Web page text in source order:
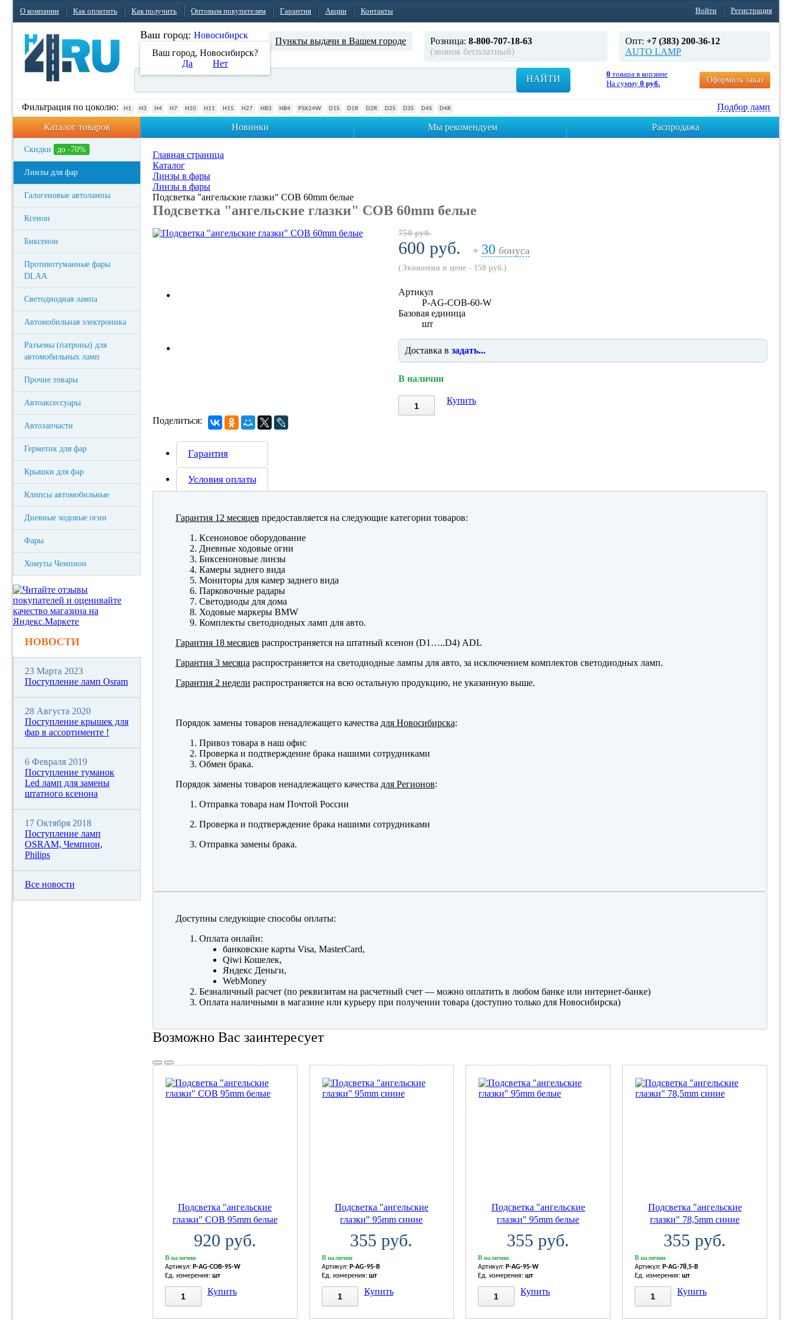
О компании Как оплатить Как получить Оптовым покупателям Гарантия Акции Контакты Войти Регистрация
Ваш город: Новосибирск
Ваш город, Новосибирск?
Да
Нет
Пункты выдачи в Вашем городе Розница: 8-800-707-18-63
(звонок бесплатный)
Опт: +7 (383) 200-36-12
AUTO LAMP
НАЙТИ 0 товара в корзине
На сумму 0 руб. Оформить заказ
Фильтрация по цоколю: H1 H3 H4 H7 H10 H11 H15 H27 HB3 HB4 PSX24W D1S D1R D2R D2S D3S D4S D4R
Подбор ламп
Каталог товаров
Новинки Мы рекомендуем Распродажа
Скидки до -70%
Линзы для фар
Галогеновые автолампы
Ксенон
Биксенон
Противотуманные фары
DLAA
Светодиодная лампа
Автомобильная электроника
Разъемы (патроны) для
автомобильных ламп
Прочие товары
Автоаксессуары
Автозапчасти
Герметик для фар
Крышки для фар
Клипсы автомобильные
Дневные ходовые огни
Фары
Хомуты Чемпион
Главная страница
Каталог
Линзы в фары
Линзы в фары
Подсветка "ангельские глазки" COB 60mm белые
Подсветка "ангельские глазки" COB 60mm белые
750 руб.
600 руб. + 30 бонуса
(Экономия в цене - 150 руб.)
Артикул
P-AG-COB-60-W
Базовая единица
шт
Доставка в задать...
В наличии
Купить
Поделиться:
Гарантия
Условия оплаты
Гарантия 12 месяцев предоставляется на следующие категории товаров:
Ксеноновое оборудование
Дневные ходовые огни
Биксеноновые линзы
Камеры заднего вида
Мониторы для камер заднего вида
Парковочные радары
Светодиоды для дома
Ходовые маркеры BMW
Комплекты светодиодных ламп для авто.
Гарантия 18 месяцев распространяется на штатный ксенон (D1…..D4) ADL
Гарантия 3 месяца распространяется на светодиодные лампы для авто, за исключением комплектов светодиодных ламп.
Гарантия 2 недели распространяется на всю остальную продукцию, не указанную выше.
Порядок замены товаров ненадлежащего качества для Новосибирска:
Привоз товара в наш офис
Проверка и подтверждение брака нашими сотрудниками
Обмен брака.
Порядок замены товаров ненадлежащего качества для Регионов:
Отправка товара нам Почтой России
Проверка и подтверждение брака нашими сотрудниками
Отправка замены брака.
Доступны следующие способы оплаты:
Оплата онлайн:
банковские карты Visa, MasterCard,
Qiwi Кошелек,
Яндекс Деньги,
WebMoney
Безналичный расчет (по реквизитам на расчетный счет — можно оплатить в любом банке или интернет-банке)
Оплата наличными в магазине или курьеру при получении товара (доступно только для Новосибирска)
Возможно Вас заинтересует
Подсветка "ангельские
глазки" COB 95mm белые
920 руб.
В наличии
Артикул: P-AG-COB-95-W
Ед. измерения: шт
Купить
Подсветка "ангельские
глазки" 95mm синие
355 руб.
В наличии
Артикул: P-AG-95-B
Ед. измерения: шт
Купить
Подсветка "ангельские
глазки" 95mm белые
355 руб.
В наличии
Артикул: P-AG-95-W
Ед. измерения:шт
Купить
Подсветка "ангельские
глазки" 78,5mm синие
355 руб.
В наличии
Артикул: P-AG-78,5-B
Ед. измерения:шт
Купить
НОВОСТИ
23 Марта 2023
Поступление ламп Osram
28 Августа 2020
Поступление крышек для
фар в ассортименте !
6 Февраля 2019
Поступление туманок
Led ламп для замены
штатного ксенона
17 Октября 2018
Поступление ламп
OSRAM, Чемпион,
Philips
Все новости